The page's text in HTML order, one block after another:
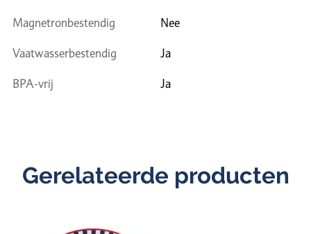
Magnetronbestendig Nee
Vaatwasserbestendig Ja
BPA-vrij Ja
Gerelateerde producten